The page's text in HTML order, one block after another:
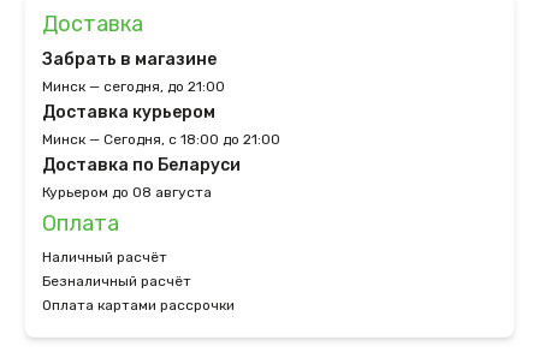
Доставка
Забрать в магазине
Минск — сегодня, до 21:00
Доставка курьером
Минск — Сегодня, с 18:00 до 21:00
Доставка по Беларуси
Курьером до 08 августа
Оплата
Наличный расчёт
Безналичный расчёт
Оплата картами рассрочки